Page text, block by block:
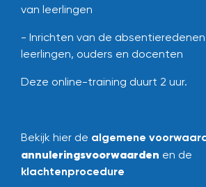
van leerlingen
- Inrichten van de
leerlingen, ouders en docenten
Deze online-training duurt 2 uur.
Bekijk hier de algemene
annuleringsvoorwaarden en de
klachtenprocedure